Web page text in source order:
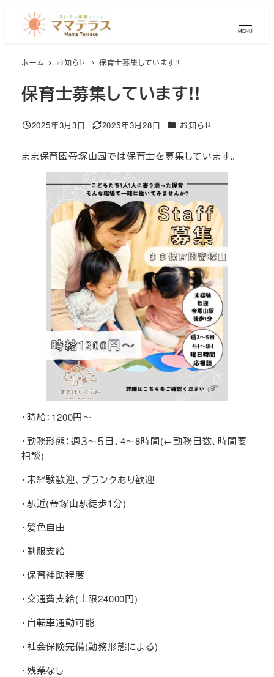
MENU
ホーム お知らせ 保育士募集しています!!
保育士募集しています!!
投稿日
2025年3月3日 更新日
2025年3月28日 カテゴリー
お知らせ
まま保育園帝塚山園では保育士を募集しています。
・時給：1200円～
・勤務形態：週３～５日、4～8時間(←勤務日数、時間要
相談)
・未経験歓迎、ブランクあり歓迎
・駅近(帝塚山駅徒歩1分)
・髪色自由
・制服支給
・保育補助程度
・交通費支給(上限24000円)
・自転車通勤可能
・社会保険完備(勤務形態による)
・残業なし